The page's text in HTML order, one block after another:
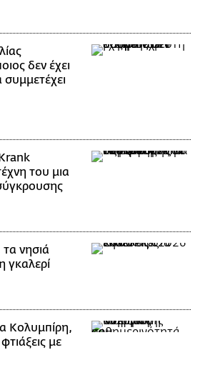
δεν έχει
συμμετέχει
του μια
νησιά
γκαλερί
Κολυμπίρη,
με